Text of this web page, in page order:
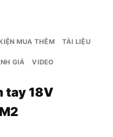
MUA THÊM TÀI LIỆU
GIÁ VIDEO
tay 18V